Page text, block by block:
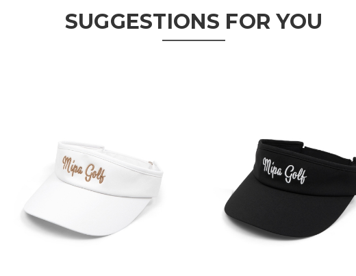
SUGGESTIONS FOR YOU